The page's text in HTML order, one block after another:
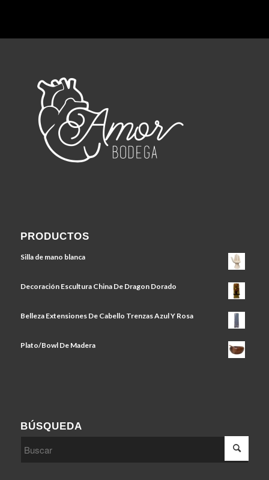
PRODUCTOS
Silla de mano blanca
Decoración Escultura China De Dragon Dorado
Belleza Extensiones De Cabello Trenzas Azul Y Rosa
Plato/Bowl De Madera
BÚSQUEDA